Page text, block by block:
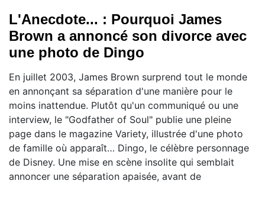
L'Anecdote... : Pourquoi James
Brown a annoncé son divorce avec
une photo de Dingo
En juillet 2003, James Brown surprend tout le monde
en annonçant sa séparation d'une manière pour le
moins inattendue. Plutôt qu'un communiqué ou une
interview, le "Godfather of Soul" publie une pleine
page dans le magazine Variety, illustrée d'une photo
de famille où apparaît… Dingo, le célèbre personnage
de Disney. Une mise en scène insolite qui semblait
annoncer une séparation apaisée, avant de